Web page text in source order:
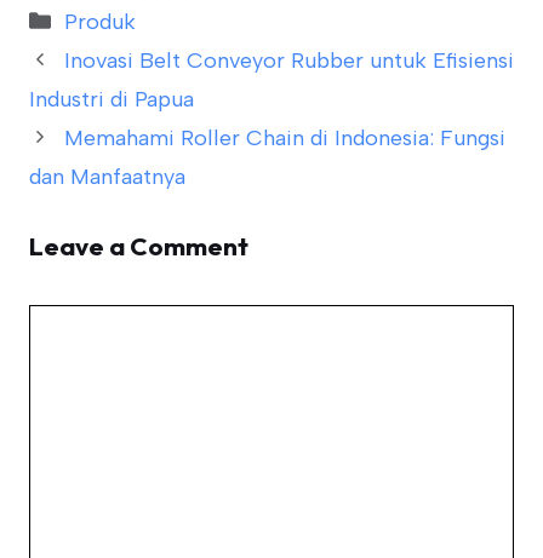
Categories
Produk
Inovasi Belt Conveyor Rubber untuk Efisiensi
Industri di Papua
Memahami Roller Chain di Indonesia: Fungsi
dan Manfaatnya
Leave a Comment